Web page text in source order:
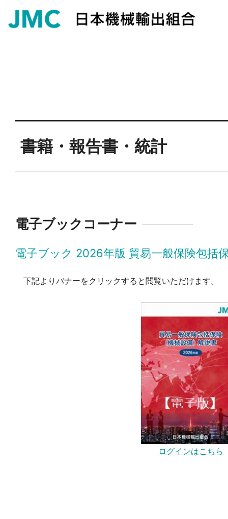
書籍・報告書・統計
電子ブックコーナー
電子ブック 2026年版 貿易一般保険包
下記よりバナーをクリックすると閲覧いただけます。
ログインはこちら